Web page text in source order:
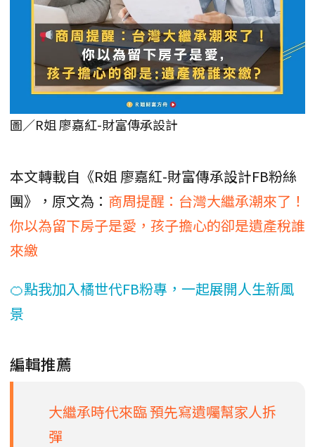
圖／R姐 廖嘉紅-財富傳承設計
本文轉載自《R姐 廖嘉紅-財富傳承設計FB粉絲
團》，原文為： 商周提醒：台灣大繼承潮來了！
你以為留下房子是愛，孩子擔心的卻是遺產稅誰
來繳
🍊點我加入橘世代FB粉專，一起展開人生新風
景
編輯推薦
大繼承時代來臨 預先寫遺囑幫家人拆
彈